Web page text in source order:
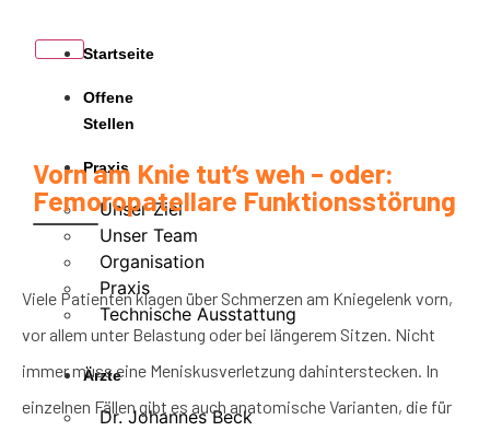
Startseite
Offene
Stellen
Praxis
Unser Ziel
Unser Team
Organisation
Praxis
Technische Ausstattung
Ärzte
Dr. Johannes Beck
Vorn am Knie tut‘s weh – oder:
Femoropatellare Funktionsstörung
Viele Patienten klagen über Schmerzen am Kniegelenk vorn,
vor allem unter Belastung oder bei längerem Sitzen. Nicht
immer muss eine Meniskusverletzung dahinterstecken. In
einzelnen Fällen gibt es auch anatomische Varianten, die für